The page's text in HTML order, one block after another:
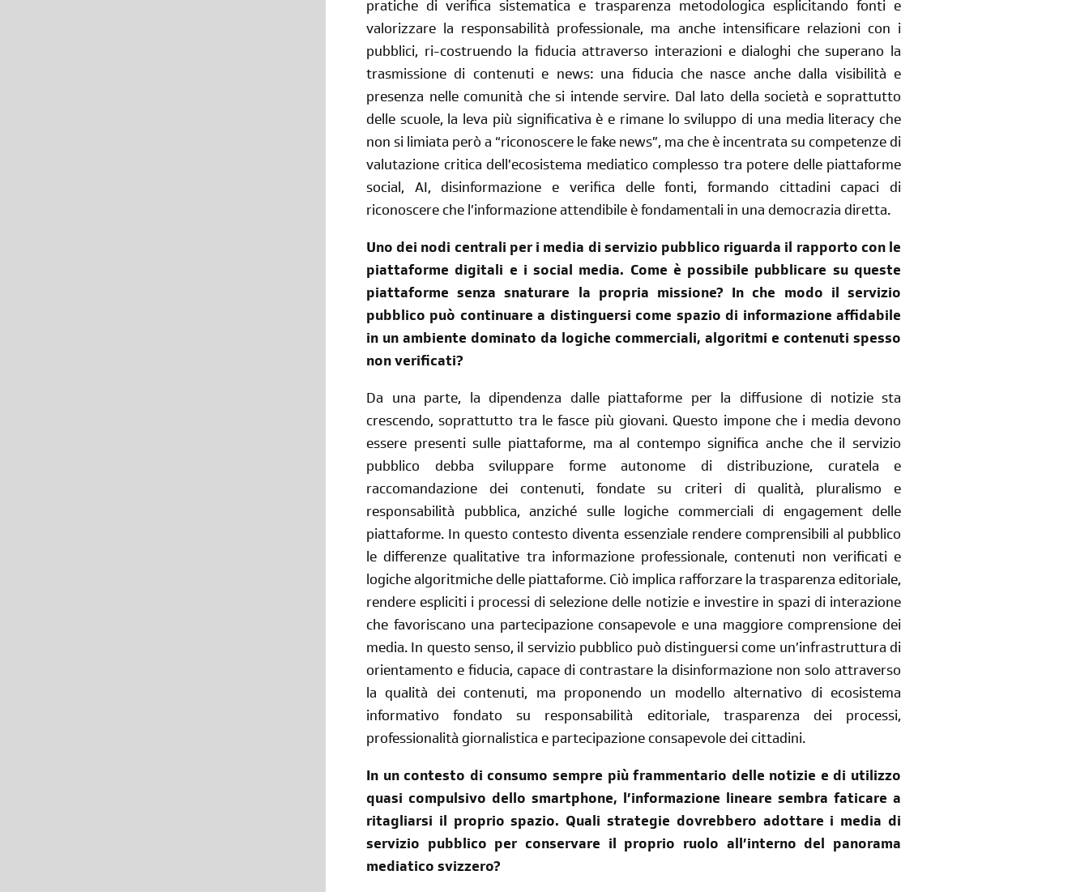
Reimposta la tua password
pratiche di verifica sistematica e trasparenza metodologica esplicitando fonti e
valorizzare la responsabilità professionale, ma anche intensificare relazioni con i
pubblici, ri-costruendo la fiducia attraverso interazioni e dialoghi che superano la
trasmissione di contenuti e news: una fiducia che nasce anche dalla visibilità e
presenza nelle comunità che si intende servire. Dal lato della società e soprattutto
delle scuole, la leva più significativa è e rimane lo sviluppo di una media literacy che
non si limiata però a “riconoscere le fake news”, ma che è incentrata su competenze di
valutazione critica dell’ecosistema mediatico complesso tra potere delle piattaforme
social, AI, disinformazione e verifica delle fonti, formando cittadini capaci di
riconoscere che l’informazione attendibile è fondamentali in una democrazia diretta.
Uno dei nodi centrali per i media di servizio pubblico riguarda il rapporto con le
piattaforme digitali e i social media. Come è possibile pubblicare su queste
piattaforme senza snaturare la propria missione? In che modo il servizio
pubblico può continuare a distinguersi come spazio di informazione affidabile
in un ambiente dominato da logiche commerciali, algoritmi e contenuti spesso
non verificati?
Da una parte, la dipendenza dalle piattaforme per la diffusione di notizie sta
crescendo, soprattutto tra le fasce più giovani. Questo impone che i media devono
essere presenti sulle piattaforme, ma al contempo significa anche che il servizio
pubblico debba sviluppare forme autonome di distribuzione, curatela e
raccomandazione dei contenuti, fondate su criteri di qualità, pluralismo e
responsabilità pubblica, anziché sulle logiche commerciali di engagement delle
piattaforme. In questo contesto diventa essenziale rendere comprensibili al pubblico
le differenze qualitative tra informazione professionale, contenuti non verificati e
logiche algoritmiche delle piattaforme. Ciò implica rafforzare la trasparenza editoriale,
rendere espliciti i processi di selezione delle notizie e investire in spazi di interazione
che favoriscano una partecipazione consapevole e una maggiore comprensione dei
media. In questo senso, il servizio pubblico può distinguersi come un’infrastruttura di
orientamento e fiducia, capace di contrastare la disinformazione non solo attraverso
la qualità dei contenuti, ma proponendo un modello alternativo di ecosistema
informativo fondato su responsabilità editoriale, trasparenza dei processi,
professionalità giornalistica e partecipazione consapevole dei cittadini.
In un contesto di consumo sempre più frammentario delle notizie e di utilizzo
quasi compulsivo dello smartphone, l’informazione lineare sembra faticare a
ritagliarsi il proprio spazio. Quali strategie dovrebbero adottare i media di
servizio pubblico per conservare il proprio ruolo all’interno del panorama
mediatico svizzero?